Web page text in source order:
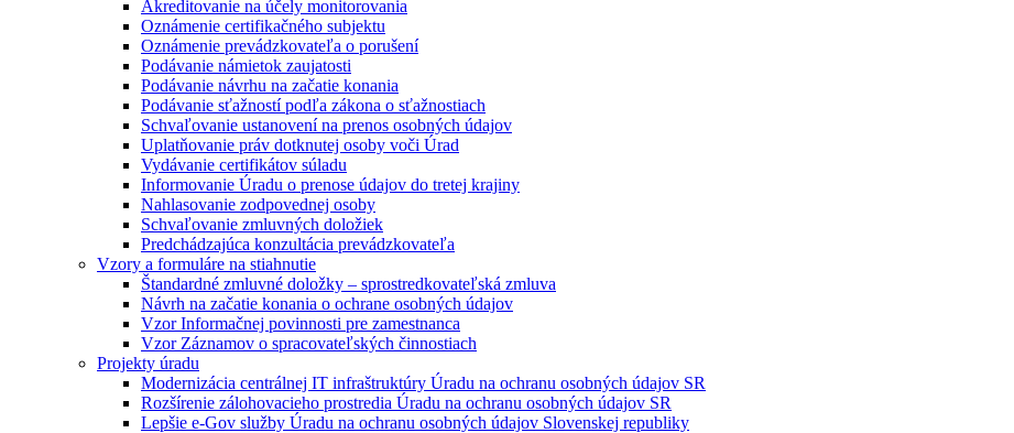
Akreditovanie na účely monitorovania
Oznámenie certifikačného subjektu
Oznámenie prevádzkovateľa o porušení
Podávanie námietok zaujatosti
Podávanie návrhu na začatie konania
Podávanie sťažností podľa zákona o sťažnostiach
Schvaľovanie ustanovení na prenos osobných údajov
Uplatňovanie práv dotknutej osoby voči Úrad
Vydávanie certifikátov súladu
Informovanie Úradu o prenose údajov do tretej krajiny
Nahlasovanie zodpovednej osoby
Schvaľovanie zmluvných doložiek
Predchádzajúca konzultácia prevádzkovateľa
Vzory a formuláre na stiahnutie
Štandardné zmluvné doložky – sprostredkovateľská zmluva
Návrh na začatie konania o ochrane osobných údajov
Vzor Informačnej povinnosti pre zamestnanca
Vzor Záznamov o spracovateľských činnostiach
Projekty úradu
Modernizácia centrálnej IT infraštruktúry Úradu na ochranu osobných údajov SR
Rozšírenie zálohovacieho prostredia Úradu na ochranu osobných údajov SR
Lepšie e-Gov služby Úradu na ochranu osobných údajov Slovenskej republiky